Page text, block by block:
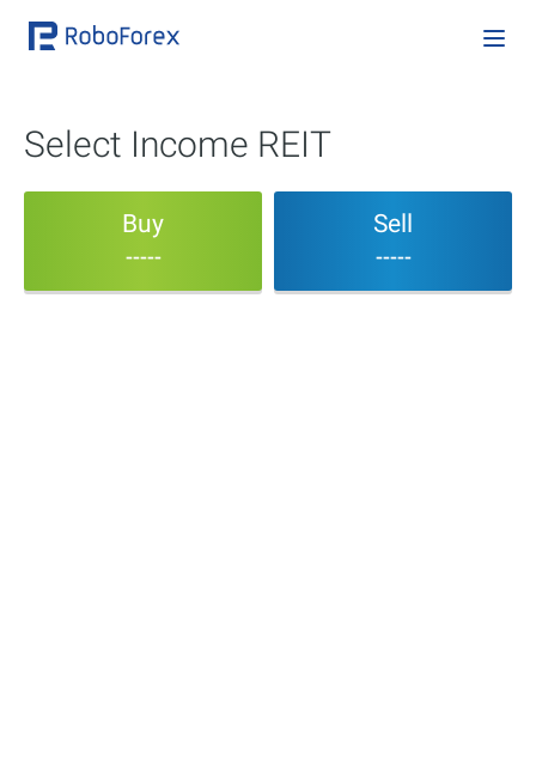
Select Income REIT
Buy
-----
Sell
-----